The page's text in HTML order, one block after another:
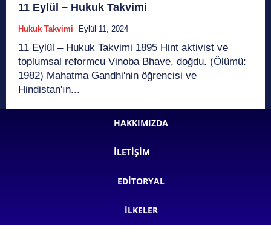
11 Eylül – Hukuk Takvimi
Hukuk Takvimi Eylül 11, 2024
11 Eylül – Hukuk Takvimi 1895 Hint aktivist ve
toplumsal reformcu Vinoba Bhave, doğdu. (Ölümü:
1982) Mahatma Gandhi'nin öğrencisi ve
Hindistan'ın...
HAKKIMIZDA
İLETIŞIM
EDITORYAL
İLKELER